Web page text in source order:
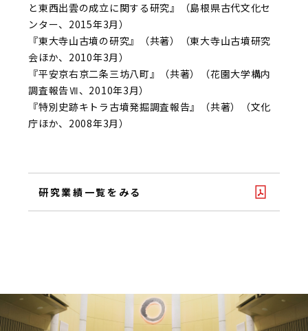
と東西出雲の成立に関する研究』（島根県古代文化セ
ンター、2015年3月）
『東大寺山古墳の研究』（共著）（東大寺山古墳研究
会ほか、2010年3月）
『平安京右京二条三坊八町』（共著）（花園大学構内
調査報告Ⅶ、2010年3月）
『特別史跡キトラ古墳発掘調査報告』（共著）（文化
庁ほか、2008年3月）
研究業績一覧をみる